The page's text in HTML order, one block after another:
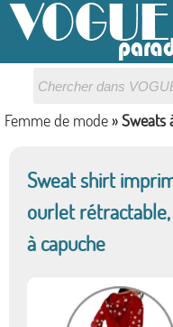
Femme de mode »Sweats
Sweat shirt
ourlet rétractable,
à capuche